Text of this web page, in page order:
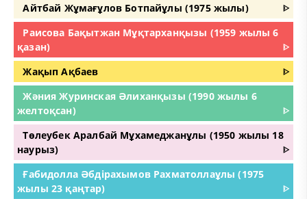
Айтбай Жұмағұлов Ботпайұлы (1975 жылы)
ᐈ
Раисова Бақытжан Мұқтарханқызы (1959 жылы 6
қазан)
ᐈ
Жақып Ақбаев
ᐈ
Жәния Журинская Әлиханқызы (1990 жылы 6
желтоқсан)
ᐈ
Төлеубек Аралбай Мұхамеджанұлы (1950 жылы 18
наурыз)
ᐈ
Ғабидолла Әбдірахымов Рахматоллаұлы (1975
жылы 23 қаңтар)
ᐈ